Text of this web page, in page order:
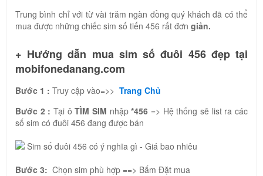
Trung bình chỉ với từ vài trăm ngàn đồng quý khách đã có thể
mua được những chiếc sim số tiến 456 rất đơn giản.
+ Hướng dẫn mua sim số đuôi 456 đẹp tại
mobifonedanang.com
Bước 1 : Truy cập vào=>> Trang Chủ
Bước 2 : Tại ôTÌM SIM nhập*456 => Hệ thống sẽ list ra các
số sim có đuôi 456 đang được bán
Bước 3: Chọn sim phù hợp ==> Bấm Đặt mua